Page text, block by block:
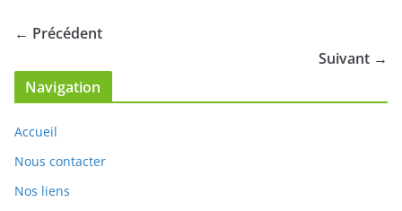
o
k
Navigation
Accueil
Nos liens
Tribunes
Communiqués de presse